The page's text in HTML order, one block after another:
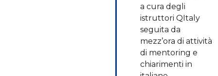
a cura degli
istruttori QItaly
seguita da
mezz’ora di attività
di mentoring e
chiarimenti in